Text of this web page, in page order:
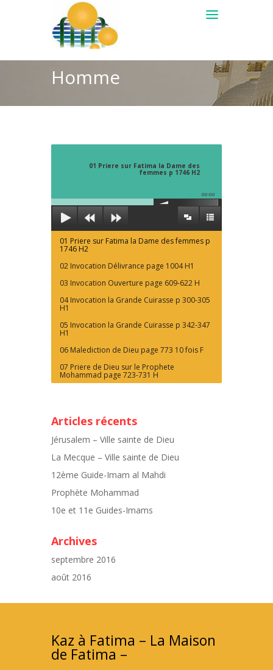
Homme
01 Priere sur Fatima la Dame des
femmes p 1746 H2
00:00
01 Priere sur Fatima la Dame des femmes p
1746 H2
02 Invocation Délivrance page 1004 H1
03 Invocation Ouverture page 609-622 H
04 Invocation la Grande Cuirasse p 300-305
H1
05 Invocation la Grande Cuirasse p 342-347
H1
06 Malediction de Dieu page 773 10 fois F
07 Priere de Dieu sur le Prophete
Mohammad page 723-731 H
Articles récents
Jérusalem – Ville sainte de Dieu
La Mecque – Ville sainte de Dieu
12ème Guide-Imam al Mahdi
Prophète Mohammad
10e et 11e Guides-Imams
Archives
septembre 2016
août 2016
Kaz à Fatima – La Maison
de Fatima –